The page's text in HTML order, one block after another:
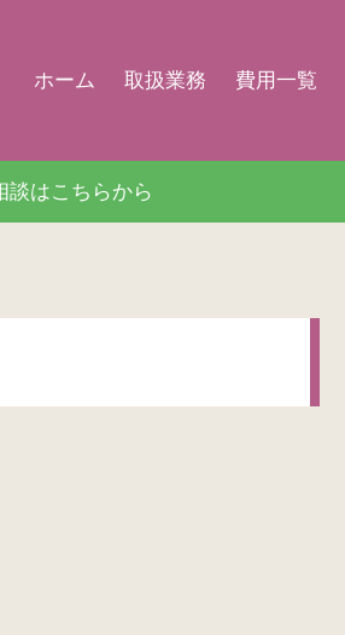
ホーム 取扱業務 費用一覧
はこちらから